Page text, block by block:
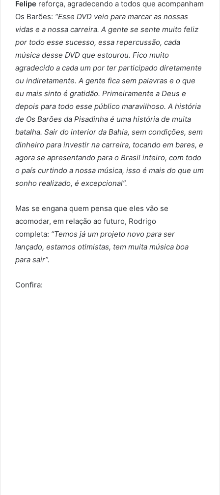
Felipe reforça, agradecendo a todos que acompanham
Os Barões: “Esse DVD veio para marcar as nossas
vidas e a nossa carreira. A gente se sente muito feliz
por todo esse sucesso, essa repercussão, cada
música desse DVD que estourou. Fico muito
agradecido a cada um por ter participado diretamente
ou indiretamente. A gente fica sem palavras e o que
eu mais sinto é gratidão. Primeiramente a Deus e
depois para todo esse público maravilhoso. A história
de Os Barões da Pisadinha é uma história de muita
batalha. Sair do interior da Bahia, sem condições, sem
dinheiro para investir na carreira, tocando em bares, e
agora se apresentando para o Brasil inteiro, com todo
o país curtindo a nossa música, isso é mais do que um
sonho realizado, é excepcional”.
Mas se engana quem pensa que eles vão se
acomodar, em relação ao futuro, Rodrigo
completa: “Temos já um projeto novo para ser
lançado, estamos otimistas, tem muita música boa
para sair”.
Confira: